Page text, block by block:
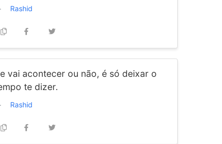
Rashid
vai acontecer ou não, é só deixar o
te dizer.
Rashid